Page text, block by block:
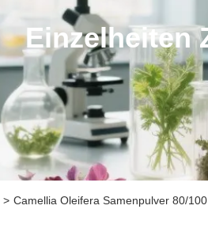
Einzelheiten
> Camellia Oleifera Samenpulver 80/